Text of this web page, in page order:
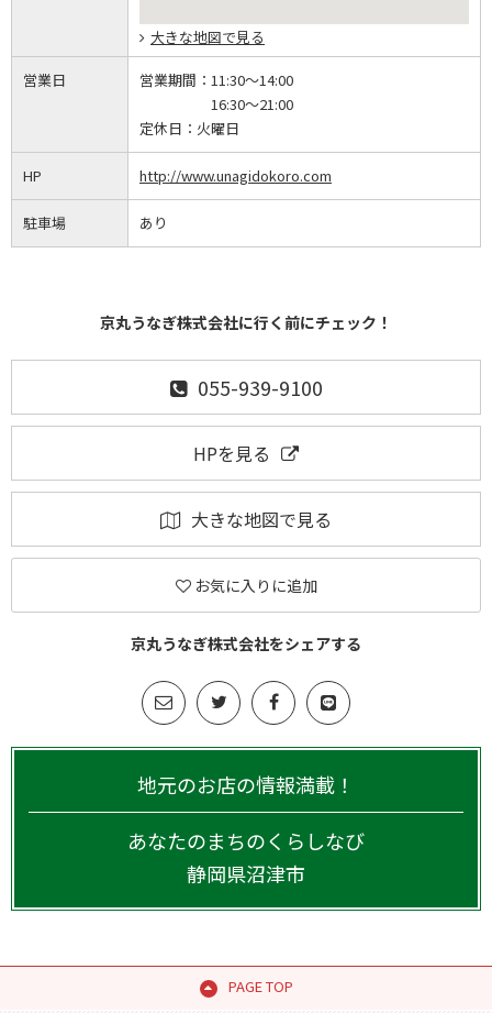
大きな地図で見る
営業日 営業期間： 11:30～14:00
16:30～21:00
定休日： 火曜日
HP http://www.unagidokoro.com
駐車場 あり
京丸うなぎ株式会社に行く前にチェック！
055-939-9100
HPを見る
大きな地図で見る
お気に入りに追加
京丸うなぎ株式会社をシェアする
地元のお店の情報満載！
あなたのまちのくらしなび
静岡県沼津市
PAGE TOP